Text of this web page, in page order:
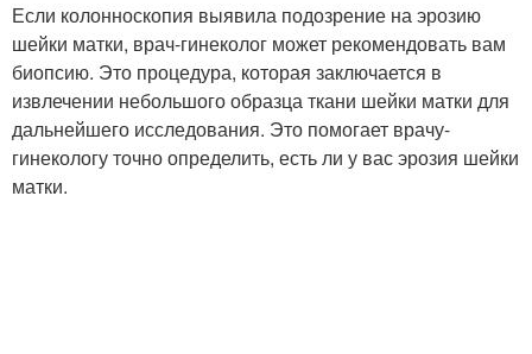
Если колонноскопия выявила подозрение на эрозию
шейки матки, врач-гинеколог может рекомендовать вам
биопсию. Это процедура, которая заключается в
извлечении небольшого образца ткани шейки матки для
дальнейшего исследования. Это помогает врачу-
гинекологу точно определить, есть ли у вас эрозия шейки
матки.